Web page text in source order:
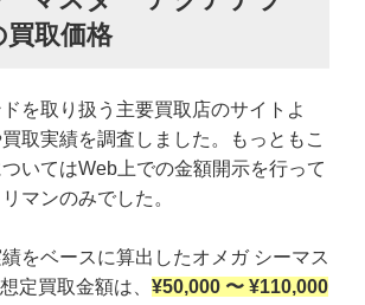
買取価格
を取り扱う主要買取店のサイトよ
取実績を調査しました。もっともこ
いてはWeb上での金額開示を行って
マンのみでした。
をベースに算出したオメガ シーマス
定買取金額は、 ¥50,000 〜 ¥110,000